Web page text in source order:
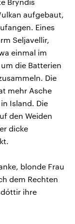
aufgebaut,
Eines
Seljavellir,
einmal im
die Batterien
Die
mehr Asche
Island. Die
den Weiden
dicke
blonde Frau
dem Rechten
ihre